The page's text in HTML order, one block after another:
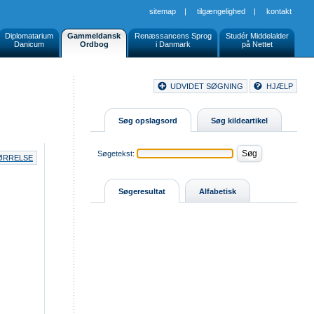
sitemap | tilgængelighed | kontakt
Diplomatarium
Danicum
Gammeldansk
Ordbog
Renæssancens Sprog
i Danmark
Studér Middelalder
på Nettet
UDVIDET SØGNING HJÆLP
Søg opslagsord Søg kildeartikel
Søgetekst:
Søgeresultat Alfabetisk